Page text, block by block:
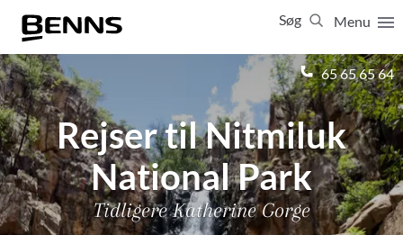
Menu
Søg
65 65 65 64
Rejser til Nitmiluk
National Park
Tidligere Katherine Gorge
Luk
Vis resultater for: Alle
Ferierejser
Firma- og temarejser
Studierejser